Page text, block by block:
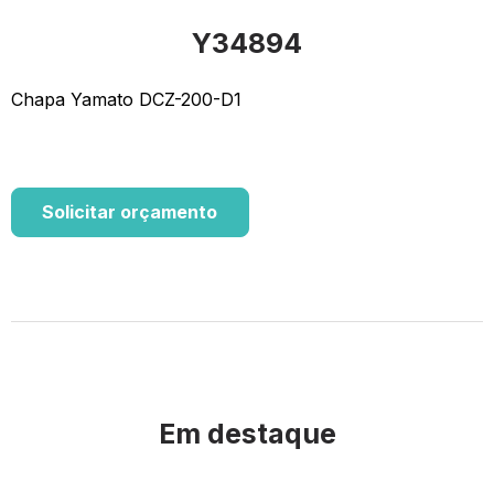
Y34894
Chapa Yamato DCZ-200-D1
Solicitar orçamento
Em destaque